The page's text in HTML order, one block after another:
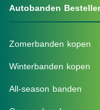
Autobanden
Zomerbanden kopen
Winterbanden kopen
All-season banden